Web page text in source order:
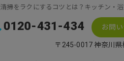
掃をラクにするコツとは？キッチン・
0120-431-434 お問
〒245-0017 神奈川